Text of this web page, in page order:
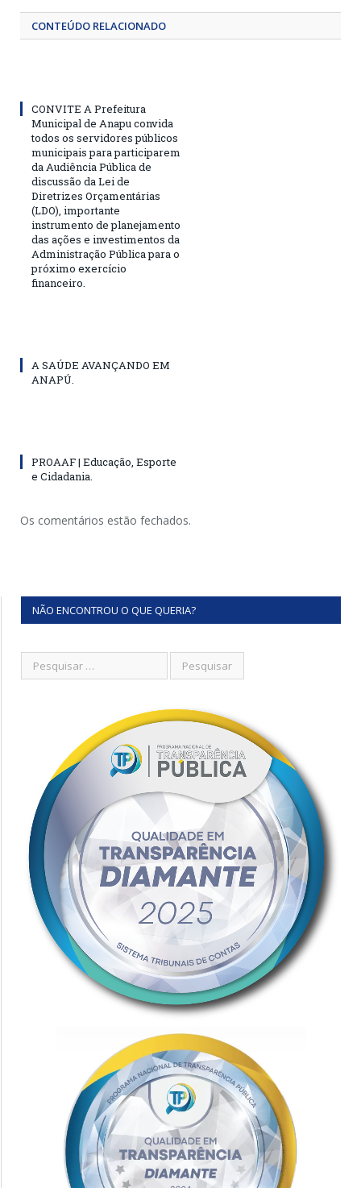
CONTEÚDO RELACIONADO
CONVITE A Prefeitura
Municipal de Anapu convida
todos os servidores públicos
municipais para participarem
da Audiência Pública de
discussão da Lei de
Diretrizes Orçamentárias
(LDO), importante
instrumento de planejamento
das ações e investimentos da
Administração Pública para o
próximo exercício
financeiro.
A SAÚDE AVANÇANDO EM
ANAPÚ.
PROAAF | Educação, Esporte
e Cidadania.
Os comentários estão fechados.
NÃO ENCONTROU O QUE QUERIA?